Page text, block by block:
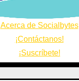
Acerca de Socialbytes
¡Contáctanos!
¡Suscríbete!